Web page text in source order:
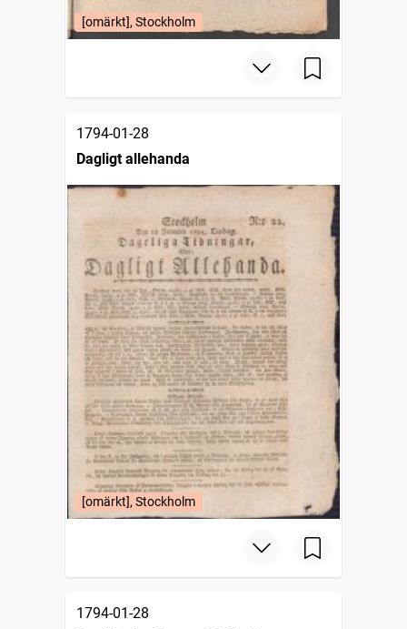
[omärkt], Stockholm
1794-01-28
Dagligt allehanda
[omärkt], Stockholm
1794-01-28